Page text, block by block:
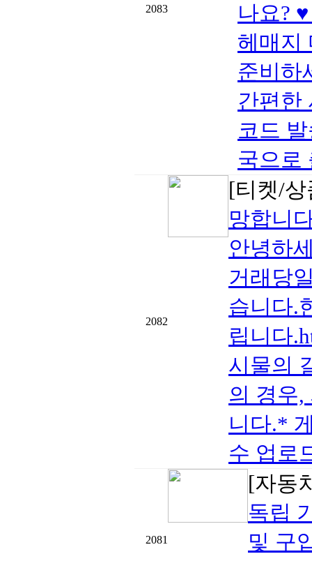
2083
나요?
헤매지
준비하
간편한
코드
국으로
2082
[티켓/
망합니
안녕하
거래당
습니다.
립니다
시물의
의 경우,
니다.*
수 업로
2081
[자동
독립
및 구